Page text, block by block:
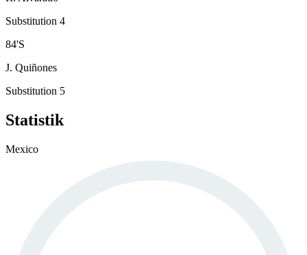
Substitution 4
84'S
J. Quiñones
Substitution 5
Statistik
Mexico